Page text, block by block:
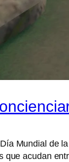
Mundial de
que acudan